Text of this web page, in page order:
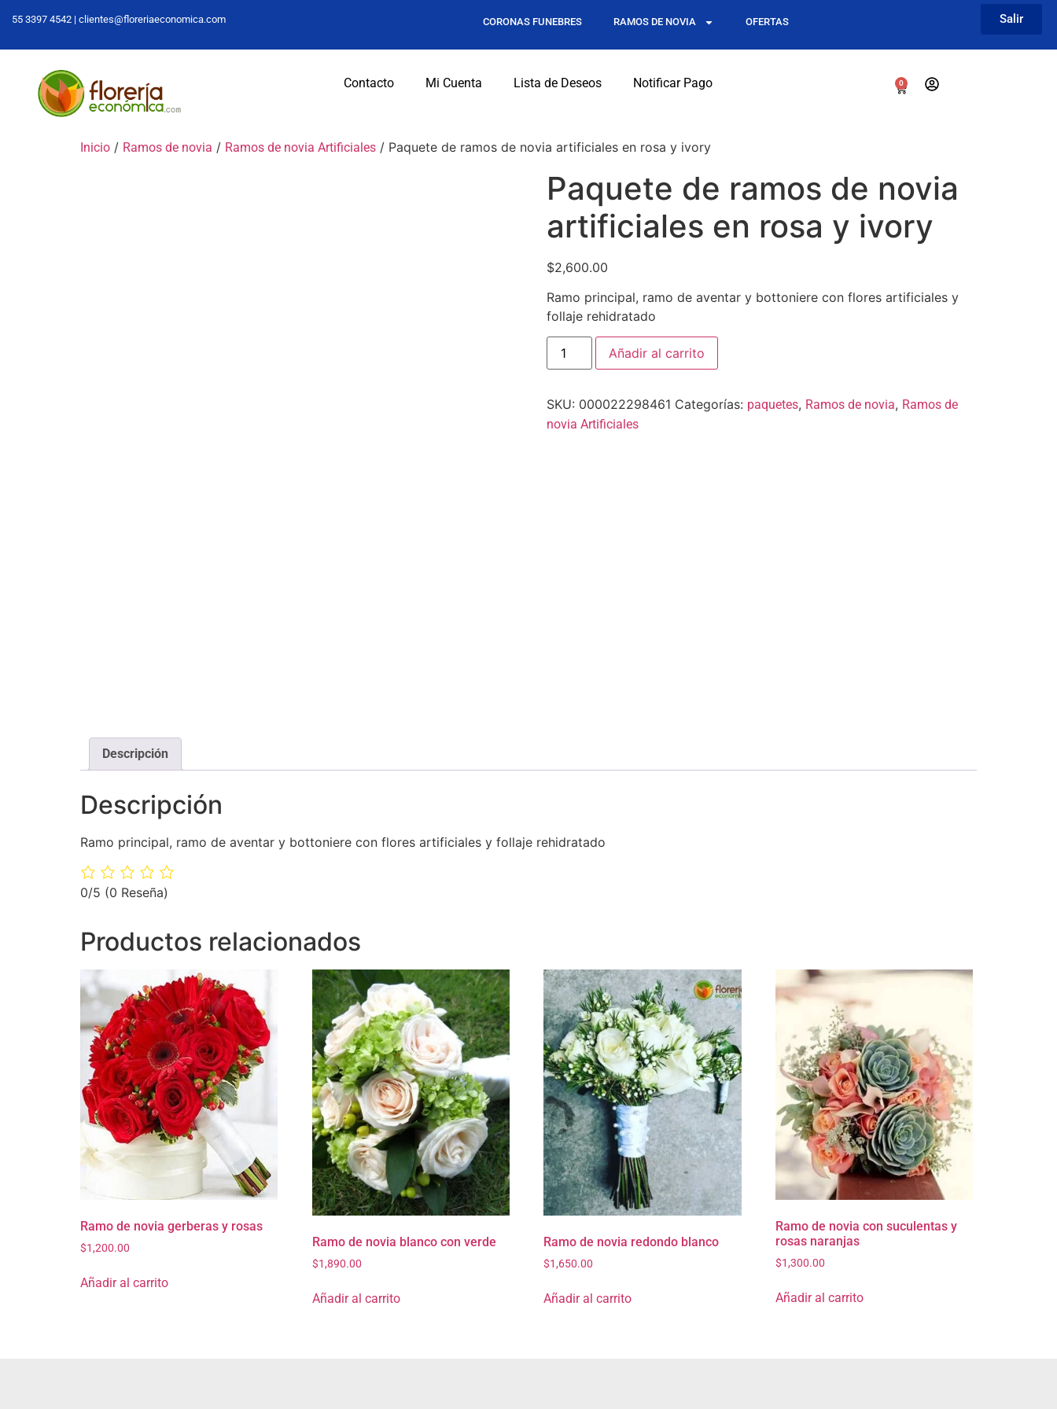
55 3397 4542 | clientes@floreriaeconomica.com CORONAS FUNEBRES RAMOS DE NOVIA OFERTAS Salir
Contacto Mi Cuenta Lista de Deseos Notificar Pago 0
Inicio / Ramos de novia / Ramos de novia Artificiales / Paquete de ramos de novia artificiales en rosa y ivory
Paquete de ramos de novia
artificiales en rosa y ivory
$2,600.00
Ramo principal, ramo de aventar y bottoniere con flores artificiales y
follaje rehidratado
Añadir al carrito
SKU: 000022298461 Categorías: paquetes, Ramos de novia, Ramos de
novia Artificiales
Descripción
Descripción
Ramo principal, ramo de aventar y bottoniere con flores artificiales y follaje rehidratado
0/5 (0 Reseña)
Productos relacionados
Ramo de novia gerberas y rosas
$1,200.00
Añadir al carrito
Ramo de novia blanco con verde
$1,890.00
Añadir al carrito
Ramo de novia redondo blanco
$1,650.00
Añadir al carrito
Ramo de novia con suculentas y
rosas naranjas
$1,300.00
Añadir al carrito